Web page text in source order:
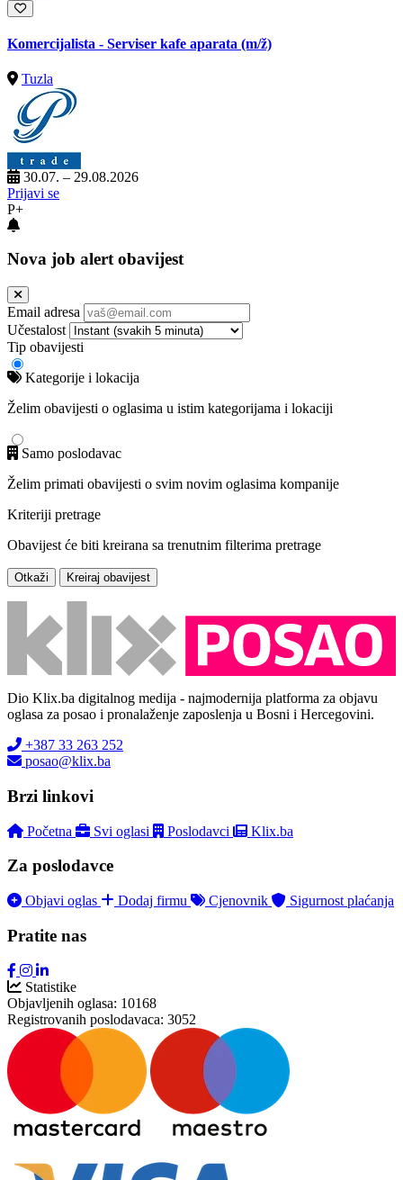
Komercijalista - Serviser kafe aparata (m/ž)
Tuzla
30.07. – 29.08.2026
Prijavi se
P+
Nova job alert obavijest
Email adresa
Učestalost
Tip obavijesti
Kategorije i lokacija
Želim obavijesti o oglasima u istim kategorijama i lokaciji
Samo poslodavac
Želim primati obavijesti o svim novim oglasima kompanije
Kriteriji pretrage
Obavijest će biti kreirana sa trenutnim filterima pretrage
Otkaži Kreiraj obavijest
Dio Klix.ba digitalnog medija - najmodernija platforma za objavu
oglasa za posao i pronalaženje zaposlenja u Bosni i Hercegovini.
+387 33 263 252
posao@klix.ba
Brzi linkovi
Početna Svi oglasi Poslodavci Klix.ba
Za poslodavce
Objavi oglas Dodaj firmu Cjenovnik Sigurnost plaćanja
Pratite nas
Statistike
Objavljenih oglasa: 10168
Registrovanih poslodavaca: 3052